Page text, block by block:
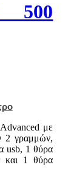
500
με
2 γραμμών,
usb, 1 θύρα
και 1 θύρα